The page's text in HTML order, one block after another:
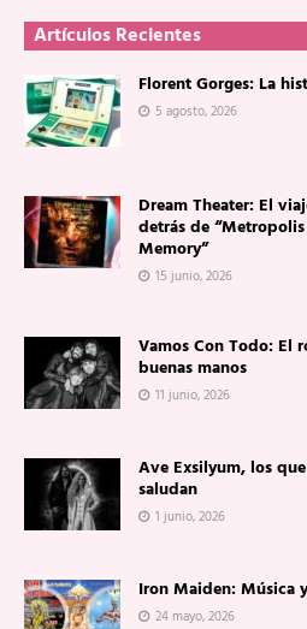
Artículos Recientes
Florent Gorges: La
5 agosto, 2026
Dream Theater: El
detrás de
Memory”
15 junio, 2026
Vamos Con Todo: El
buenas manos
11 junio, 2026
Ave Exsilyum, los
saludan
1 junio, 2026
Iron Maiden: Música
24 mayo, 2026